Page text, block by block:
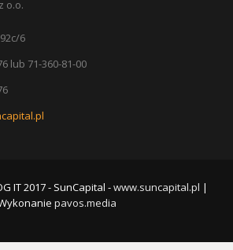
o.o.
6
lub 71-360-81-00
IT 2017 - SunCapital -www.suncapital.pl |
pavos.media